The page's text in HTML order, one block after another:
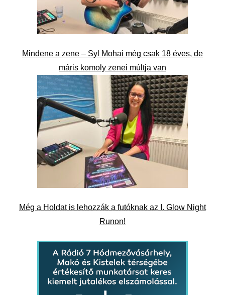
Mindene a zene – Syl Mohai még csak 18 éves, de
máris komoly zenei múltja van
Még a Holdat is lehozzák a futóknak az I. Glow Night
Runon!